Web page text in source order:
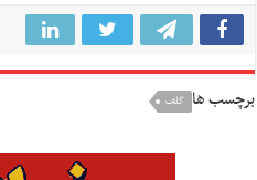
برچسب ها گلف